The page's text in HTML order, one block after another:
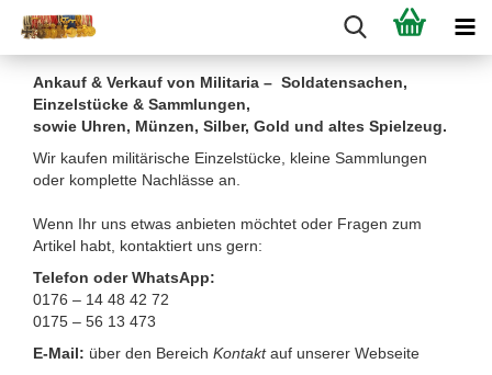
Ankauf & Verkauf von Militaria – Soldatensachen,
Einzelstücke & Sammlungen,
sowie Uhren, Münzen, Silber, Gold und altes Spielzeug.
Wir kaufen militärische Einzelstücke, kleine Sammlungen
oder komplette Nachlässe an.
Wenn Ihr uns etwas anbieten möchtet oder Fragen zum
Artikel habt, kontaktiert uns gern:
Telefon oder WhatsApp:
0176 – 14 48 42 72
0175 – 56 13 473
E-Mail: über den Bereich Kontakt auf unserer Webseite